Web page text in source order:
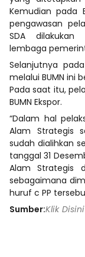
Kemudian pada
pengawasan
SDA dilakukan
lembaga
Selanjutnya
melalui BUMN ini
Pada saat itu,
BUMN Ekspor.
“Dalam hal
Alam Strategis
sudah dialihkan
tanggal 31
Alam Strategis
sebagaimana
huruf c PP
Sumber:Klik Disini